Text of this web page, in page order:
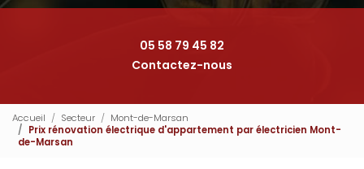
05 58 79 45 82
Contactez-nous
Accueil Secteur
Mont-de-Marsan
Prix rénovation électrique d'appartement par électricien Mont-
de-Marsan